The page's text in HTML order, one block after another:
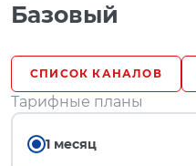
Базовый
СПИСОК КАНАЛОВ
Тарифные планы
1 месяц